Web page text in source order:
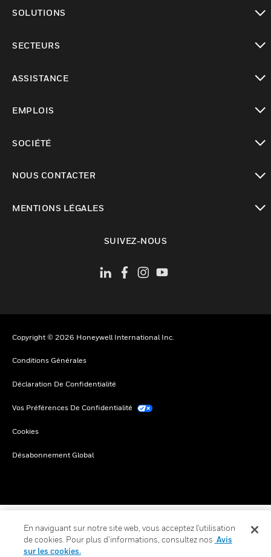
SOLUTIONS
SECTEURS
ASSISTANCE
EMPLOIS
SOCIÉTÉ
NOUS CONTACTER
MENTIONS LÉGALES
SUIVEZ-NOUS
Copyright © 2026 Honeywell International Inc.
Conditions Générales
Déclaration De Confidentialité
Vos Préférences De Confidentialité
Cookies
Désabonnement Global
En naviguant sur notre site web, vous acceptez l'utilisation
de cookies. Pour plus d’informations, consultez nos Avis
sur les cookies.